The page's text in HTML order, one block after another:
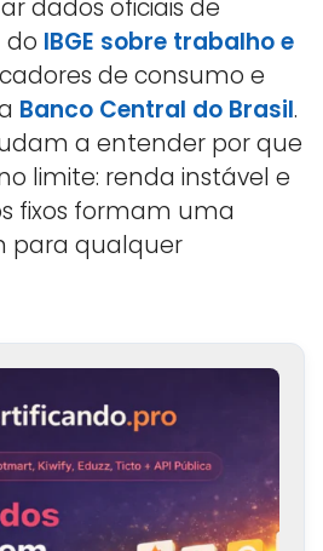
dados oficiais de
do IBGE sobre trabalho e
de consumo e
Banco Central do Brasil.
a entender por que
limite: renda instável e
fixos formam uma
para qualquer